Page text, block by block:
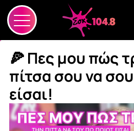
🍕 Πες μου πώς
πίτσα σου να
είσαι!